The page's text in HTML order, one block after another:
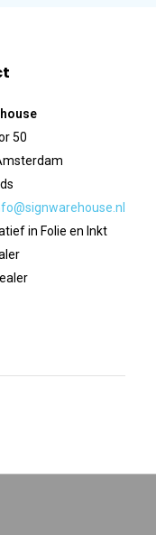
50
in Folie en Inkt